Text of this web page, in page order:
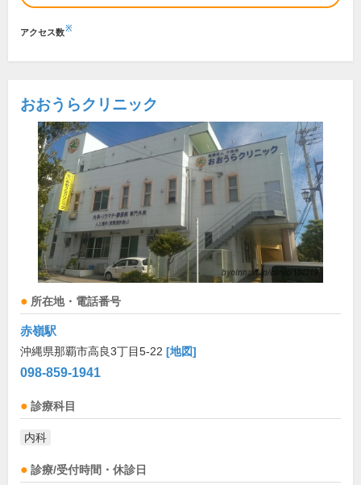
アクセス数※
おおうらクリニック
所在地・電話番号
赤嶺駅
沖縄県那覇市高良3丁目5-22 [地図]
098-859-1941
診療科目
内科
診療/受付時間・休診日